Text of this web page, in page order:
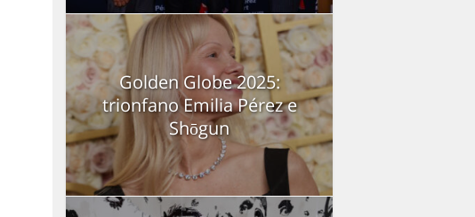
Golden Globe 2025:
trionfano Emilia Pérez e
Shōgun